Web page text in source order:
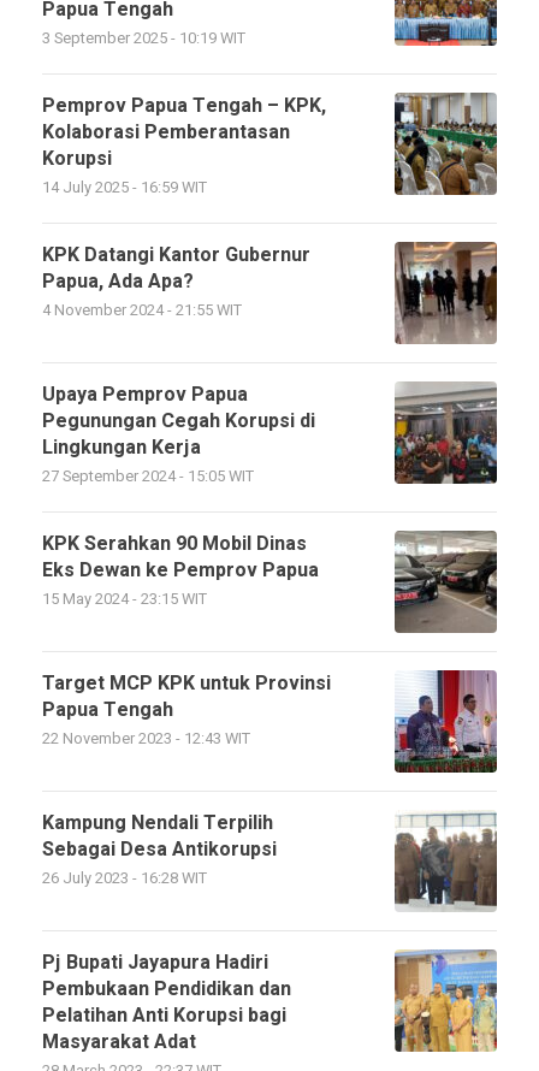
Papua Tengah
3 September 2025 - 10:19 WIT
Pemprov Papua Tengah – KPK,
Kolaborasi Pemberantasan
Korupsi
14 July 2025 - 16:59 WIT
KPK Datangi Kantor Gubernur
Papua, Ada Apa?
4 November 2024 - 21:55 WIT
Upaya Pemprov Papua
Pegunungan Cegah Korupsi di
Lingkungan Kerja
27 September 2024 - 15:05 WIT
KPK Serahkan 90 Mobil Dinas
Eks Dewan ke Pemprov Papua
15 May 2024 - 23:15 WIT
Target MCP KPK untuk Provinsi
Papua Tengah
22 November 2023 - 12:43 WIT
Kampung Nendali Terpilih
Sebagai Desa Antikorupsi
26 July 2023 - 16:28 WIT
Pj Bupati Jayapura Hadiri
Pembukaan Pendidikan dan
Pelatihan Anti Korupsi bagi
Masyarakat Adat